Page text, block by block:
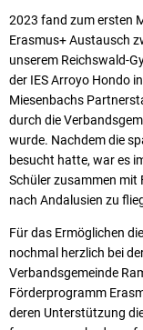
2023 fand zum ersten
Erasmus+ Austausch
unserem Reichswald-
der IES Arroyo Hondo
Miesenbachs
durch die
wurde. Nachdem die
besucht hatte, war es
Schüler zusammen mit
nach Andalusien zu
Für das Ermöglichen
nochmal herzlich bei
Verbandsgemeinde
Förderprogramm
deren Unterstützung